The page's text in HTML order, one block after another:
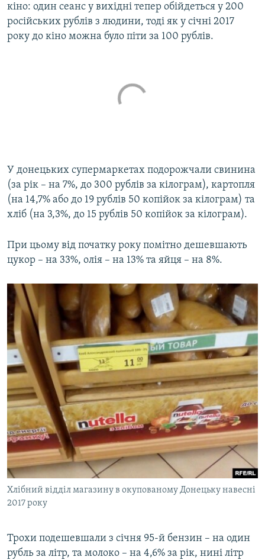
кіно: один сеанс у вихідні тепер обійдеться у 200
російських рублів з людини, тоді як у січні 2017
року до кіно можна було піти за 100 рублів.
У донецьких супермаркетах подорожчали свинина
(за рік – на 7%, до 300 рублів за кілограм), картопля
(на 14,7% або до 19 рублів 50 копійок за кілограм) та
хліб (на 3,3%, до 15 рублів 50 копійок за кілограм).
При цьому від початку року помітно дешевшають
цукор – на 33%, олія – на 13% та яйця – на 8%.
Хлібний відділ магазину в окупованому Донецьку навесні
2017 року
Трохи подешевшали з січня 95-й бензин – на один
рубль за літр, та молоко – на 4,6% за рік, нині літр